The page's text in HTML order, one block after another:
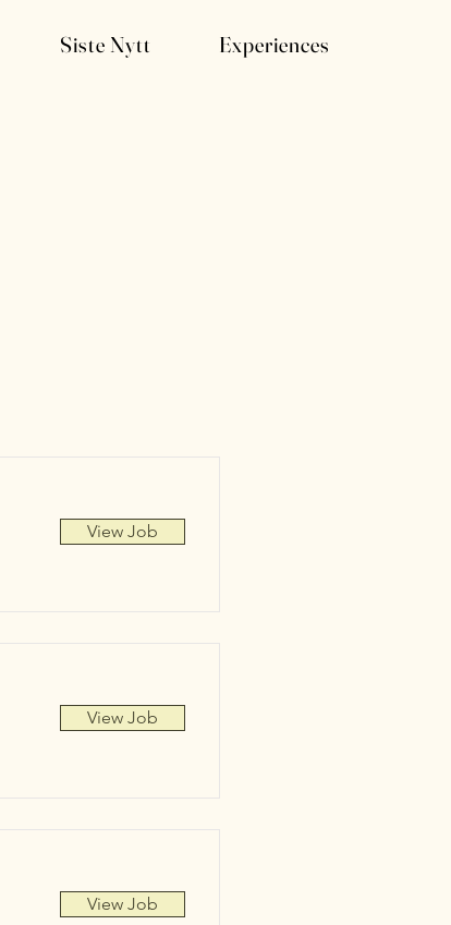
Siste Nytt Experiences
View Job
View Job
View Job